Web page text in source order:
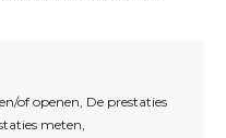
of openen, De prestaties
meten,